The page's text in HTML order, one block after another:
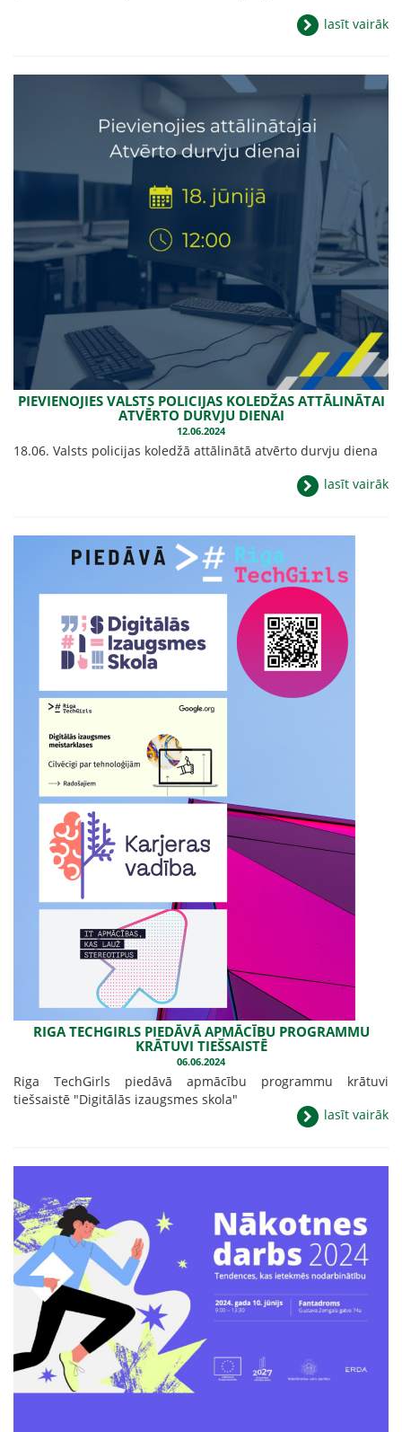
lasīt vairāk
PIEVIENOJIES VALSTS POLICIJAS KOLEDŽAS ATTĀLINĀTAI
ATVĒRTO DURVJU DIENAI
12.06.2024
18.06. Valsts policijas koledžā attālinātā atvērto durvju diena
lasīt vairāk
RIGA TECHGIRLS PIEDĀVĀ APMĀCĪBU PROGRAMMU
KRĀTUVI TIEŠSAISTĒ
06.06.2024
Riga TechGirls piedāvā apmācību programmu krātuvi
tiešsaistē "Digitālās izaugsmes skola"
lasīt vairāk